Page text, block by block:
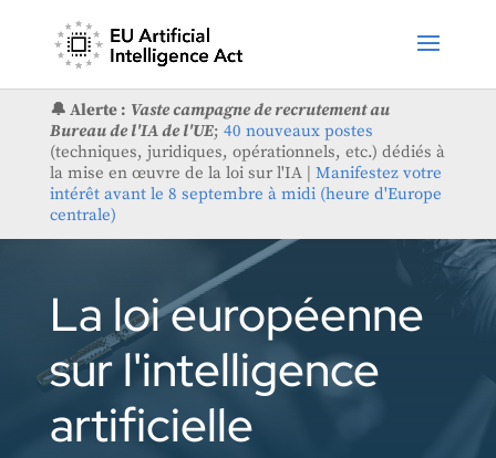
🔔 Alerte : Vaste campagne de recrutement au
Bureau de l'IA de l'UE; 40 nouveaux postes
(techniques, juridiques, opérationnels, etc.) dédiés à
la mise en œuvre de la loi sur l'IA | Manifestez votre
intérêt avant le 8 septembre à midi (heure d'Europe
centrale)
La loi européenne
sur l'intelligence
artificielle